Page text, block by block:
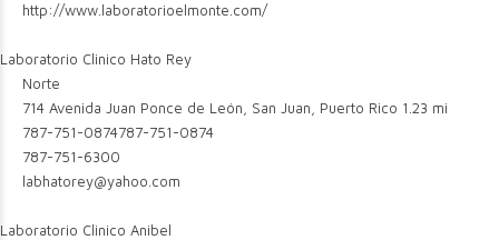
http://www.laboratorioelmonte.com/
Laboratorio Clinico Hato Rey
Norte
714 Avenida Juan Ponce de León, San Juan, Puerto Rico 1.23 mi
787-751-0874787-751-0874
787-751-6300
labhatorey@yahoo.com
Laboratorio Clinico Anibel